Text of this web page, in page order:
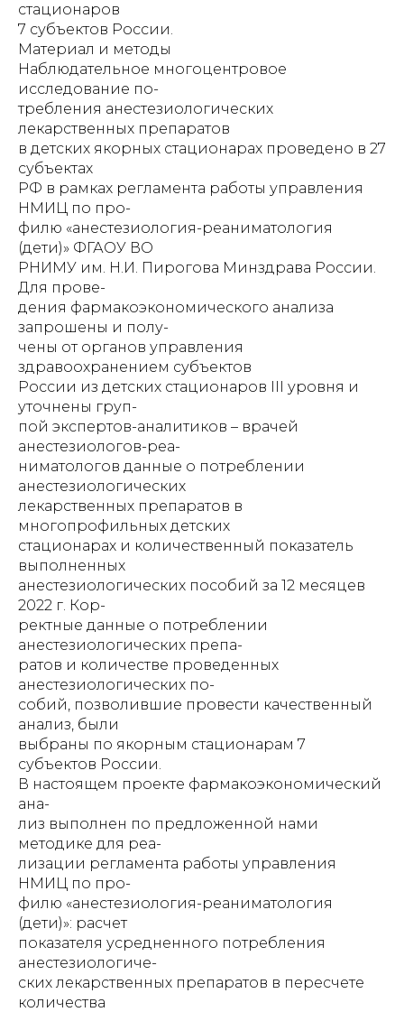
стационаров
7 субъектов России.
Материал и методы
Наблюдательное многоцентровое
исследование по-
требления анестезиологических
лекарственных препаратов
в детских якорных стационарах проведено в 27
субъектах
РФ в рамках регламента работы управления
НМИЦ по про-
филю «анестезиология-реаниматология
(дети)» ФГАОУ ВО
РНИМУ им. Н.И. Пирогова Минздрава России.
Для прове-
дения фармакоэкономического анализа
запрошены и полу-
чены от органов управления
здравоохранением субъектов
России из детских стационаров III уровня и
уточнены груп-
пой экспертов-аналитиков – врачей
анестезиологов-реа-
ниматологов данные о потреблении
анестезиологических
лекарственных препаратов в
многопрофильных детских
стационарах и количественный показатель
выполненных
анестезиологических пособий за 12 месяцев
2022 г. Кор-
ректные данные о потреблении
анестезиологических препа-
ратов и количестве проведенных
анестезиологических по-
собий, позволившие провести качественный
анализ, были
выбраны по якорным стационарам 7
субъектов России.
В настоящем проекте фармакоэкономический
ана-
лиз выполнен по предложенной нами
методике для реа-
лизации регламента работы управления
НМИЦ по про-
филю «анестезиология-реаниматология
(дети)»: расчет
показателя усредненного потребления
анестезиологиче-
ских лекарственных препаратов в пересчете
количества